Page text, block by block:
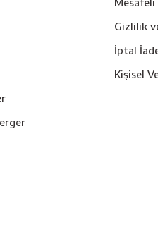
Mesafeli
Gizlilik
İptal
Kişisel